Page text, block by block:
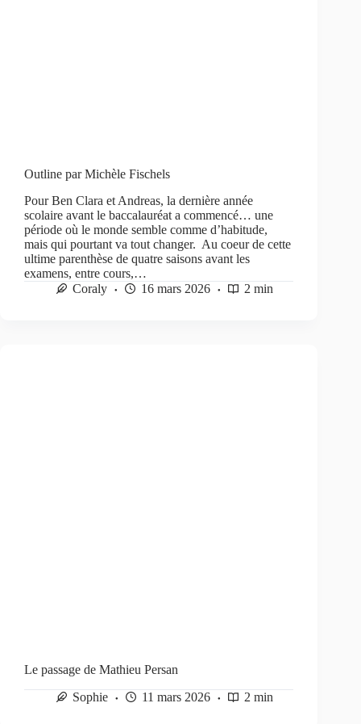
Outline par Michèle Fischels
Pour Ben Clara et Andreas, la dernière année
scolaire avant le baccalauréat a commencé… une
période où le monde semble comme d’habitude,
mais qui pourtant va tout changer. Au coeur de cette
ultime parenthèse de quatre saisons avant les
examens, entre cours,…
Coraly
16 mars 2026 2 min
Le passage de Mathieu Persan
Sophie
11 mars 2026 2 min